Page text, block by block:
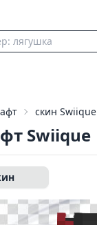
скин Swiique
Swiique